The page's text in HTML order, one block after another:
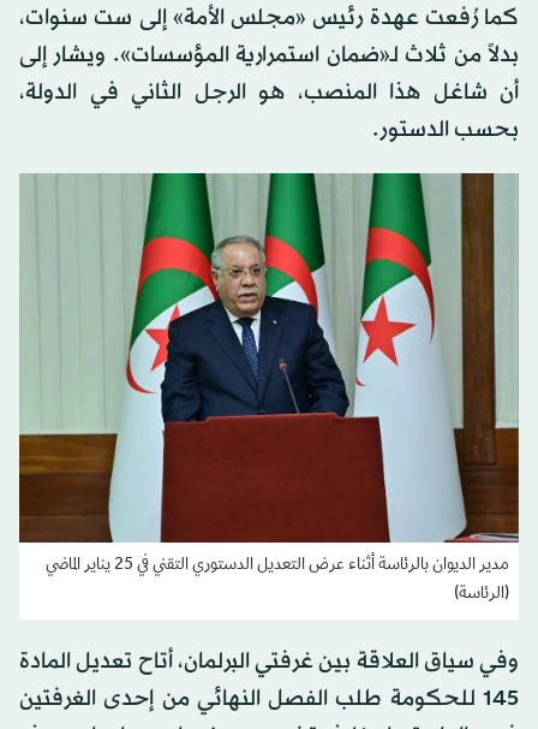
كما رُفعت عهدة رئيس «مجلس الأمة» إلى ست سنوات،
بدلاً من ثلاث لـ«ضمان استمرارية المؤسسات». ويشار إلى
أن شاغل هذا المنصب، هو الرجل الثاني في الدولة،
بحسب الدستور.
مدير الديوان بالرئاسة أثناء عرض التعديل الدستوري التقني في 25 يناير الماضي
(الرئاسة)
وفي سياق العلاقة بين غرفتي البرلمان، أتاح تعديل المادة
145 للحكومة طلب الفصل النهائي من إحدى الغرفتين